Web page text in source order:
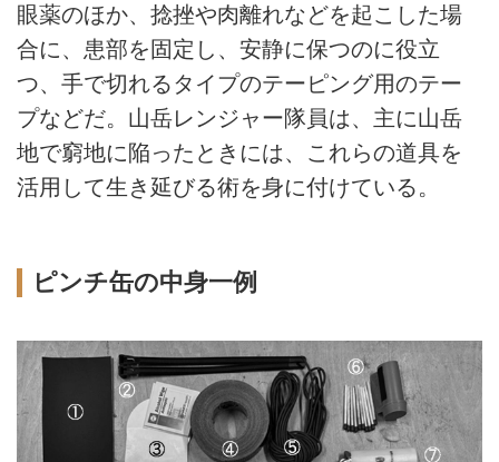
眼薬のほか、捻挫や肉離れなどを起こした場
合に、患部を固定し、安静に保つのに役立
つ、手で切れるタイプのテーピング用のテー
プなどだ。山岳レンジャー隊員は、主に山岳
地で窮地に陥ったときには、これらの道具を
活用して生き延びる術を身に付けている。
ピンチ缶の中身一例